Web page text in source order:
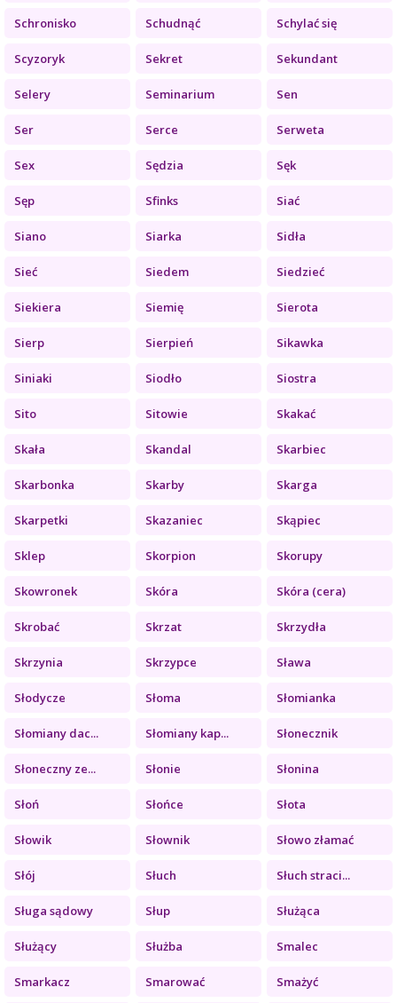
Schronisko Schudnąć Schylać się
Scyzoryk Sekret Sekundant
Selery Seminarium Sen
Ser Serce Serweta
Sex Sędzia Sęk
Sęp Sfinks Siać
Siano Siarka Sidła
Sieć Siedem Siedzieć
Siekiera Siemię Sierota
Sierp Sierpień Sikawka
Siniaki Siodło Siostra
Sito Sitowie Skakać
Skała Skandal Skarbiec
Skarbonka Skarby Skarga
Skarpetki Skazaniec Skąpiec
Sklep Skorpion Skorupy
Skowronek Skóra Skóra (cera)
Skrobać Skrzat Skrzydła
Skrzynia Skrzypce Sława
Słodycze Słoma Słomianka
Słomiany dac... Słomiany kap... Słonecznik
Słoneczny ze... Słonie Słonina
Słoń Słońce Słota
Słowik Słownik Słowo złamać
Słój Słuch Słuch straci...
Sługa sądowy Słup Służąca
Służący Służba Smalec
Smarkacz Smarować Smażyć